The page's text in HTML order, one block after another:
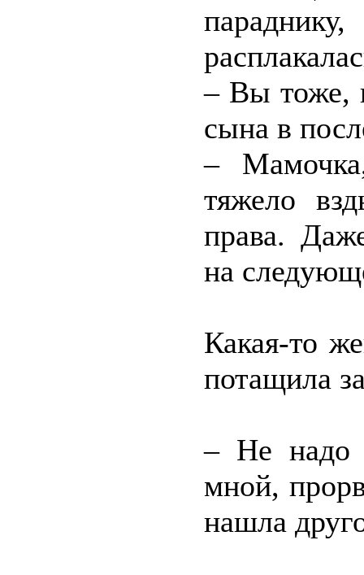
– Вы тоже,
сына в
–
тяжело
права.
на
Какая-то
потащила
– Не надо
мной,
нашла